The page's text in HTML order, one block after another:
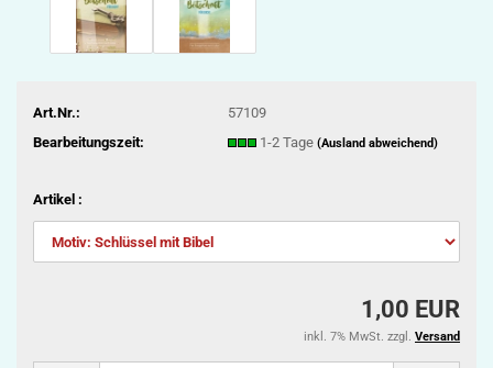
Art.Nr.:
57109
Bearbeitungszeit:
1-2 Tage (Ausland abweichend)
Artikel :
1,00 EUR
inkl. 7% MwSt. zzgl. Versand